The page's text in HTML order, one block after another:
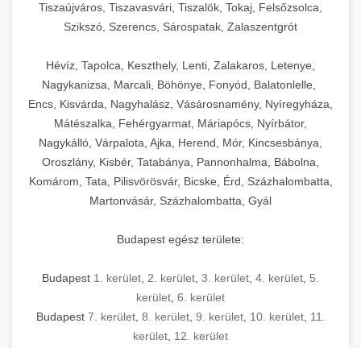
Tiszaújváros, Tiszavasvári, Tiszalök, Tokaj, Felsőzsolca,
Szikszó, Szerencs, Sárospatak, Zalaszentgrót
Hévíz, Tapolca, Keszthely, Lenti, Zalakaros, Letenye,
Nagykanizsa, Marcali, Böhönye, Fonyód, Balatonlelle,
Encs, Kisvárda, Nagyhalász, Vásárosnamény, Nyíregyháza,
Mátészalka, Fehérgyarmat, Máriapócs, Nyírbátor,
Nagykálló, Várpalota, Ajka, Herend, Mór, Kincsesbánya,
Oroszlány, Kisbér, Tatabánya, Pannonhalma, Bábolna,
Komárom, Tata, Pilisvörösvár, Bicske, Érd, Százhalombatta,
Martonvásár, Százhalombatta, Gyál
Budapest egész területe:
Budapest 1. kerület 2. kerület 3. kerület 4. kerület 5.
kerület 6. kerület
Budapest 7. kerület, 8. kerület, 9. kerület, 10. kerület, 11.
kerület 12. kerület